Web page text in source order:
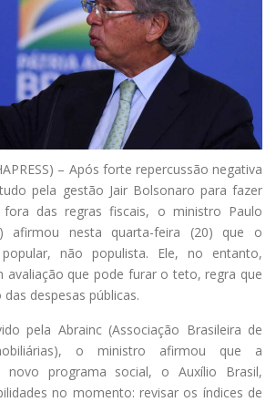
– Após forte repercussão negativa
pela gestão Jair Bolsonaro para fazer
das regras fiscais, o ministro Paulo
afirmou nesta quarta-feira (20) que o
não populista. Ele, no entanto,
avaliação que pode furar o teto, regra que
despesas públicas.
pela Abrainc (Associação Brasileira de
o ministro afirmou que a
novo programa social, o Auxílio Brasil,
no momento: revisar os índices de